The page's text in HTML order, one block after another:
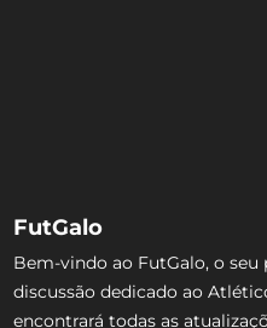
FutGalo
Bem-vindo ao FutGalo, o
discussão dedicado ao
encontrará todas as